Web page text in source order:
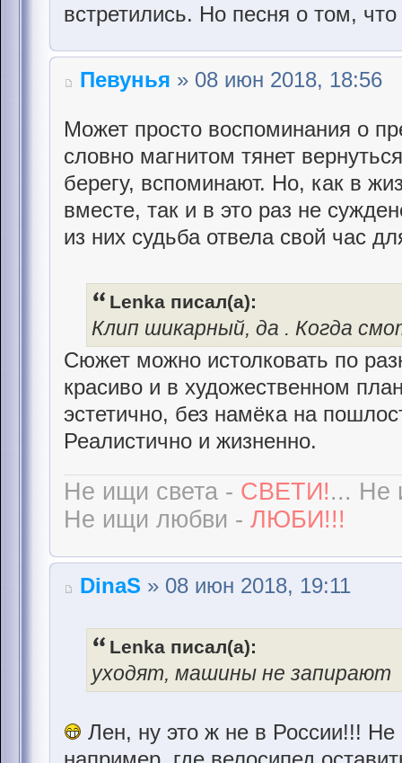
встретились. Но песня о том,
Певунья » 08 июн 2018, 18:56
Может просто воспоминания о
словно магнитом тянет
берегу, вспоминают. Но, как в
вместе, так и в это раз не
из них судьба отвела свой час
Lenka писал(а):
Клип шикарный, да . Когда
Сюжет можно истолковать по
красиво и в художественном
эстетично, без намёка на
Реалистично и жизненно.
Не ищи света - СВЕТИ!... Не
Не ищи любви - ЛЮБИ!!!
DinaS » 08 июн 2018, 19:11
Lenka писал(а):
уходят, машины не запирают
Лен, ну это ж не в России!!!